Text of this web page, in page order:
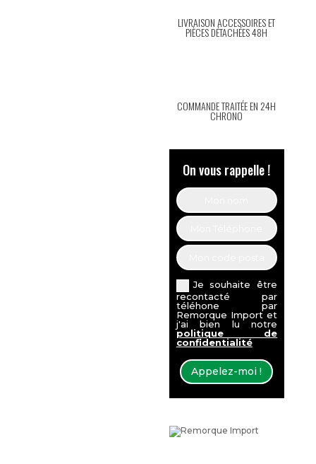
LIVRAISON ACCESSOIRES ET
PIÈCES DÉTACHÉES 48H
COMMANDE TRAITÉE EN 24H
CHRONO
On vous rappelle !
Je souhaite être
recontacté par
téléhone par
Remorque Import et
j'ai bien lu notre
politique de
confidentialité
Appelez-moi !